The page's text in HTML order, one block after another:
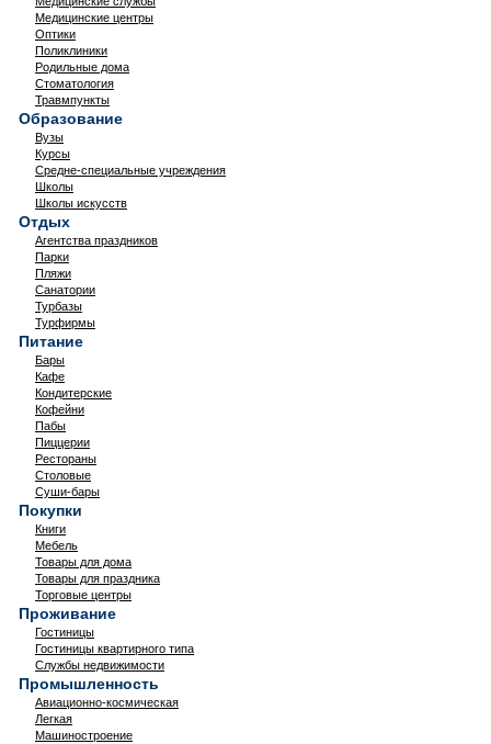
Медицинские центры
Оптики
Поликлиники
Родильные дома
Стоматология
Травмпункты
Образование
Вузы
Курсы
Средне-специальные учреждения
Школы
Школы искусств
Отдых
Агентства праздников
Парки
Пляжи
Санатории
Турбазы
Турфирмы
Питание
Бары
Кафе
Кондитерские
Кофейни
Пабы
Пиццерии
Рестораны
Столовые
Суши-бары
Покупки
Книги
Мебель
Товары для дома
Товары для праздника
Торговые центры
Проживание
Гостиницы
Гостиницы квартирного типа
Службы недвижимости
Промышленность
Авиационно-космическая
Легкая
Машиностроение